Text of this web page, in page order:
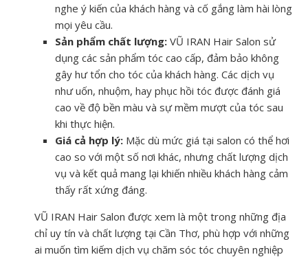
nghe ý kiến của khách hàng và cố gắng làm hài lòng
mọi yêu cầu.
Sản phẩm chất lượng: VŨ IRAN Hair Salon sử
dụng các sản phẩm tóc cao cấp, đảm bảo không
gây hư tổn cho tóc của khách hàng. Các dịch vụ
như uốn, nhuộm, hay phục hồi tóc được đánh giá
cao về độ bền màu và sự mềm mượt của tóc sau
khi thực hiện.
Giá cả hợp lý: Mặc dù mức giá tại salon có thể hơi
cao so với một số nơi khác, nhưng chất lượng dịch
vụ và kết quả mang lại khiến nhiều khách hàng cảm
thấy rất xứng đáng.
VŨ IRAN Hair Salon được xem là một trong những địa
chỉ uy tín và chất lượng tại Cần Thơ, phù hợp với những
ai muốn tìm kiếm dịch vụ chăm sóc tóc chuyên nghiệp